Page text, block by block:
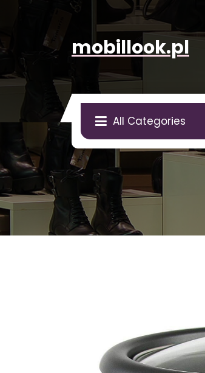
mobillook.pl
All Categories